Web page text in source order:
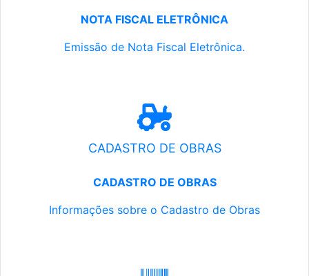
NOTA FISCAL ELETRÔNICA
Emissão de Nota Fiscal Eletrônica.
CADASTRO DE OBRAS
CADASTRO DE OBRAS
Informações sobre o Cadastro de Obras